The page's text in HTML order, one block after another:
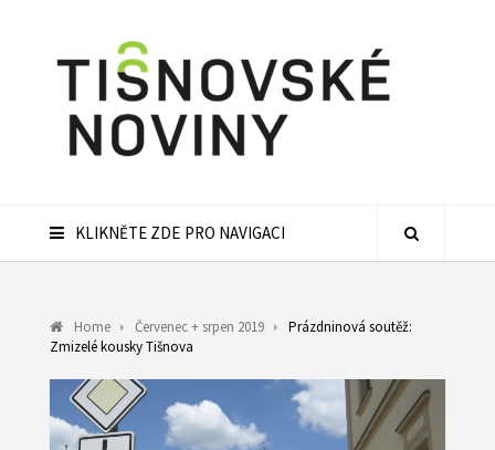
KLIKNĚTE ZDE PRO NAVIGACI
Home Červenec + srpen 2019
Prázdninová soutěž:
Zmizelé kousky Tišnova